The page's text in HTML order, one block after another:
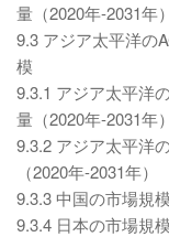
量（2020年-2031年）
9.3 アジア太平洋の
模
9.3.1 アジア太平洋
量（2020年-2031年）
9.3.2 アジア太平洋
（2020年-2031年）
9.3.3 中国の市場規
9.3.4 日本の市場規